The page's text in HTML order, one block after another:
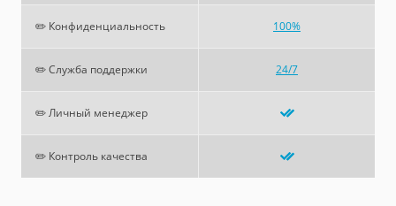
✏️ Конфиденциальность 100%
✏️ Служба поддержки 24/7
✏️ Личный менеджер
✏️ Контроль качества